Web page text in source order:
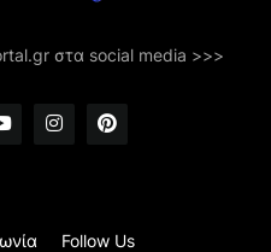
στα social media >>>
Follow Us